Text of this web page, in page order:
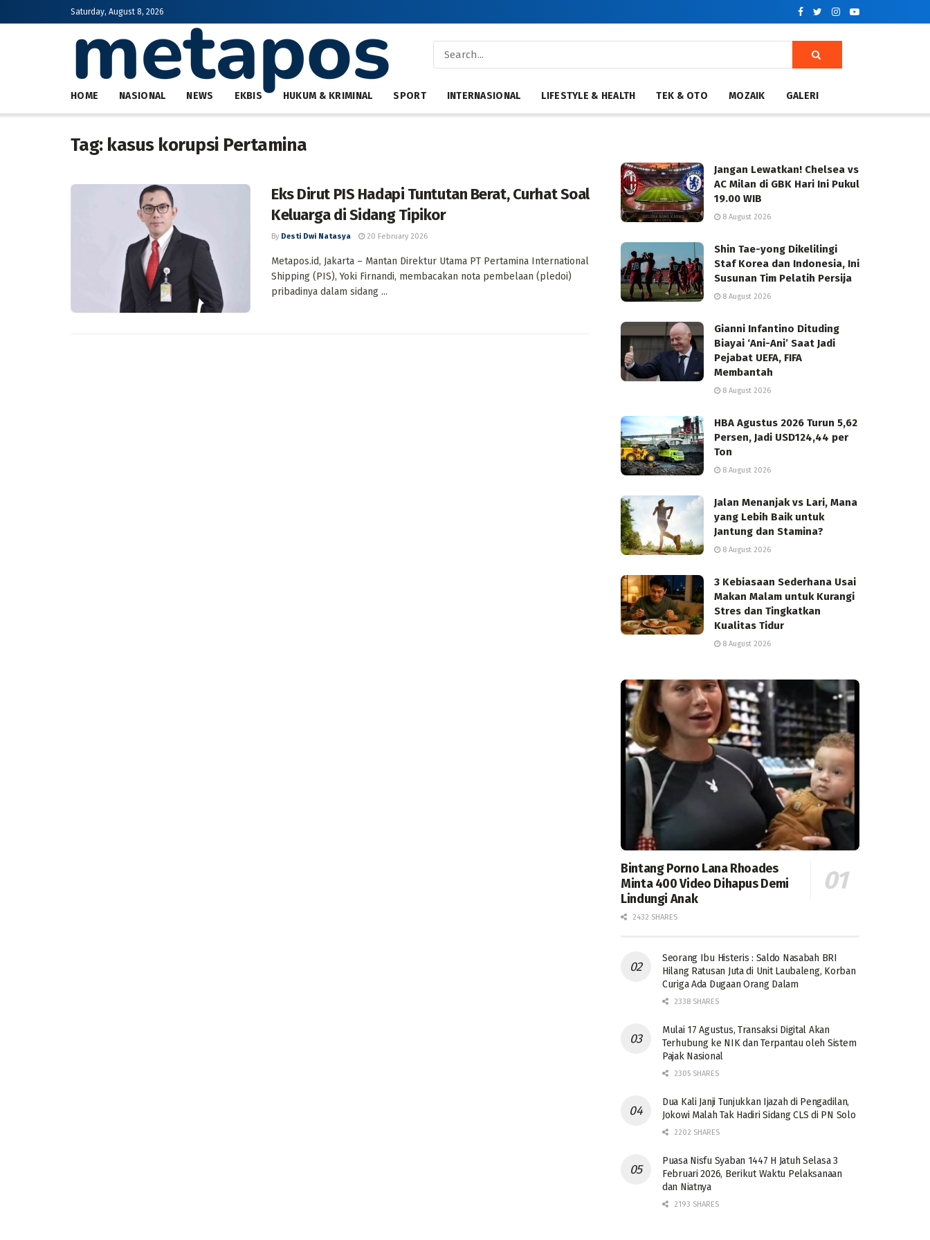
Saturday, August 8, 2026
HOME NASIONAL NEWS EKBIS HUKUM & KRIMINAL SPORT INTERNASIONAL LIFESTYLE & HEALTH TEK & OTO MOZAIK GALERI
Tag: kasus korupsi Pertamina
Eks Dirut PIS Hadapi Tuntutan Berat, Curhat Soal
Keluarga di Sidang Tipikor
By Desti Dwi Natasya 20 February 2026
Metapos.id, Jakarta – Mantan Direktur Utama PT Pertamina International
Shipping (PIS), Yoki Firnandi, membacakan nota pembelaan (pledoi)
pribadinya dalam sidang ...
Jangan Lewatkan! Chelsea vs
AC Milan di GBK Hari Ini Pukul
19.00 WIB
8 August 2026
Shin Tae-yong Dikelilingi
Staf Korea dan Indonesia, Ini
Susunan Tim Pelatih Persija
8 August 2026
Gianni Infantino Dituding
Biayai ‘Ani-Ani’ Saat Jadi
Pejabat UEFA, FIFA
Membantah
8 August 2026
HBA Agustus 2026 Turun 5,62
Persen, Jadi USD124,44 per
Ton
8 August 2026
Jalan Menanjak vs Lari, Mana
yang Lebih Baik untuk
Jantung dan Stamina?
8 August 2026
3 Kebiasaan Sederhana Usai
Makan Malam untuk Kurangi
Stres dan Tingkatkan
Kualitas Tidur
8 August 2026
Bintang Porno Lana Rhoades
Minta 400 Video Dihapus Demi
Lindungi Anak
2432 SHARES
Seorang Ibu Histeris : Saldo Nasabah BRI
Hilang Ratusan Juta di Unit Laubaleng, Korban
Curiga Ada Dugaan Orang Dalam
2338 SHARES
Mulai 17 Agustus, Transaksi Digital Akan
Terhubung ke NIK dan Terpantau oleh Sistem
Pajak Nasional
2305 SHARES
Dua Kali Janji Tunjukkan Ijazah di Pengadilan,
Jokowi Malah Tak Hadiri Sidang CLS di PN Solo
2202 SHARES
Puasa Nisfu Syaban 1447 H Jatuh Selasa 3
Februari 2026, Berikut Waktu Pelaksanaan
dan Niatnya
2193 SHARES